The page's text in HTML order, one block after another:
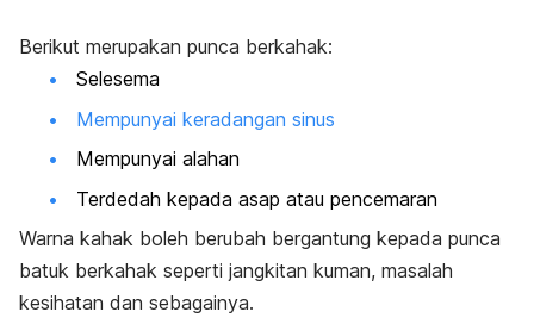
Berikut merupakan punca berkahak:
Selesema
Mempunyai keradangan sinus
Mempunyai alahan
Terdedah kepada asap atau pencemaran
Warna kahak boleh berubah bergantung kepada punca
batuk berkahak seperti jangkitan kuman, masalah
kesihatan dan sebagainya.